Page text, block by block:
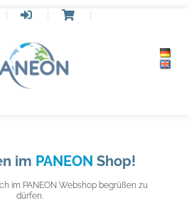
| | |
im PANEON Shop!
im PANEON Webshop begrüßen zu
dürfen.